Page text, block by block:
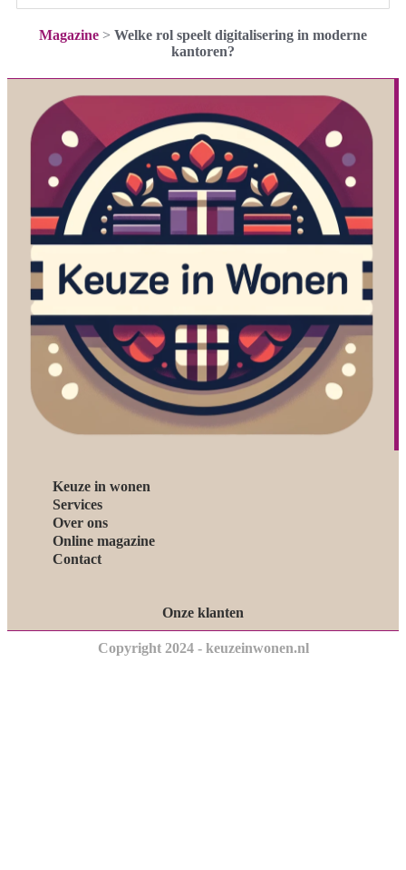
Magazine > Welke rol speelt digitalisering in moderne
kantoren?
Keuze in wonen
Services
Over ons
Online magazine
Contact
Onze klanten
Copyright 2024 - keuzeinwonen.nl